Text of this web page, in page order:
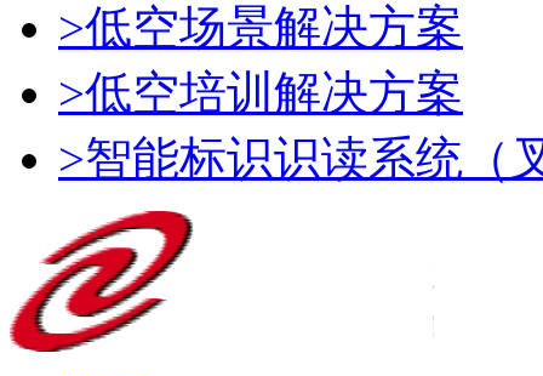
>低空场景解决方案
>低空培训解决方案
>智能标识识读系统（